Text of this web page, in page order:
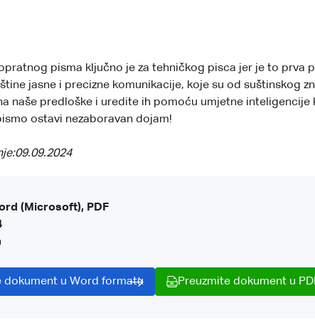
pisma ključno je za tehničkog pisca jer je to prva
jasne i precizne komunikacije, koje su od suštinskog
naše predloške i uredite ih pomoću umjetne inteligencije
ostavi nezaboravan dojam!
09.09.2024
(Microsoft), PDF
dokument u Word formatu Preuzmite dokument u